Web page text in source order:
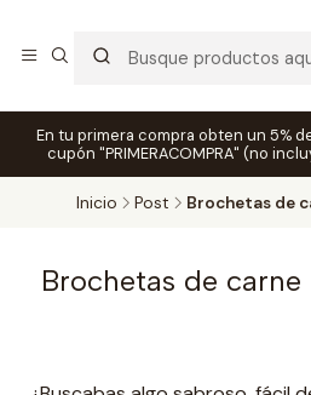
En tu primera compra obten un 5%
cupón "PRIMERACOMPRA" (no
Inicio Post Brochetas de
Brochetas de